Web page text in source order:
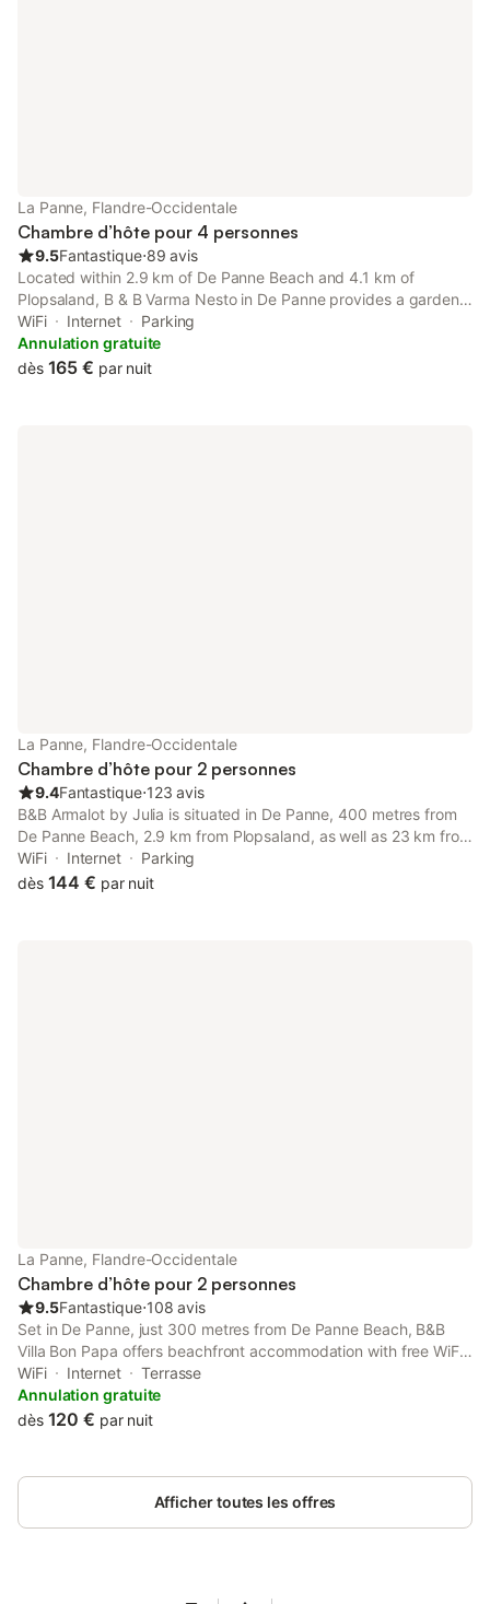
La Panne, Flandre-Occidentale
Chambre d’hôte pour 4 personnes
9.5Fantastique⋅89 avis
Located within 2.9 km of De Panne Beach and 4.1 km of
Plopsaland, B & B Varma Nesto in De Panne provides a garden
and rooms with free WiFi. It is set 23 km from Dunkerque Train
Station and offers full-day security.
WiFi Internet
Parking
Annulation gratuite
dès 165 € par nuit
La Panne, Flandre-Occidentale
Chambre d’hôte pour 2 personnes
9.4Fantastique⋅123 avis
B&B Armalot by Julia is situated in De Panne, 400 metres from
De Panne Beach, 2.9 km from Plopsaland, as well as 23 km from
Dunkerque Train Station.
WiFi Internet
Parking
dès 144 € par nuit
La Panne, Flandre-Occidentale
Chambre d’hôte pour 2 personnes
9.5Fantastique⋅108 avis
Set in De Panne, just 300 metres from De Panne Beach, B&B
Villa Bon Papa offers beachfront accommodation with free WiFi.
Boasting room service, this property also provides guests with a
sun terrace.
WiFi Internet
Terrasse
Annulation gratuite
dès 120 € par nuit
Afficher toutes les offres